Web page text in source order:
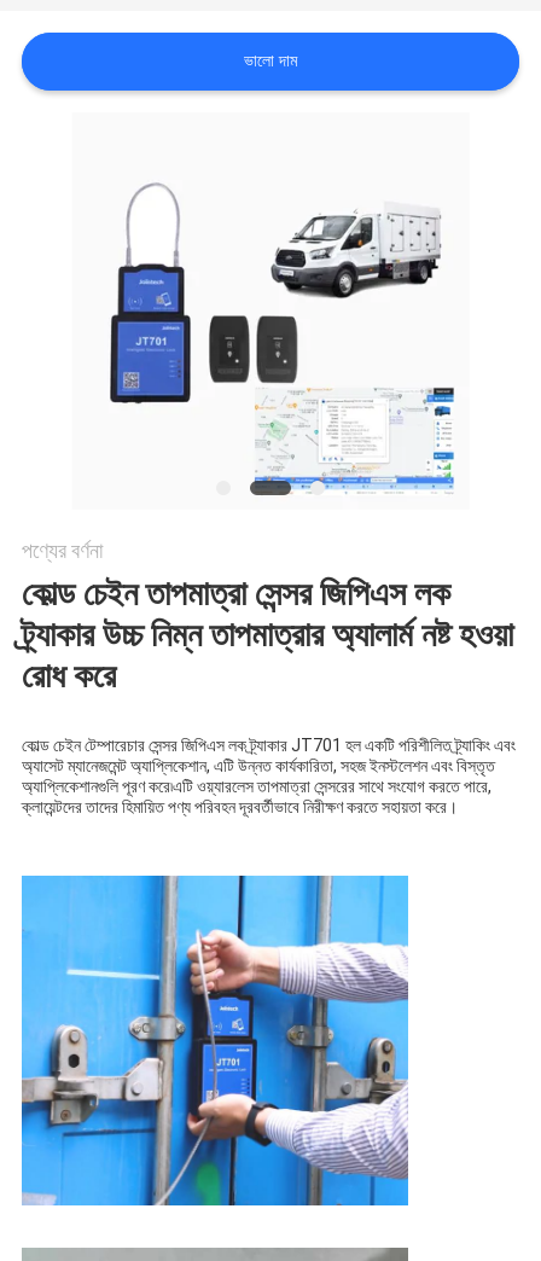
উদ্ধৃতির
PRIVACY
ভালো দাম
পণ্যের বর্ণনা
কোল্ড চেইন তাপমাত্রা সেন্সর জিপিএস লক
ট্র্যাকার উচ্চ নিম্ন তাপমাত্রার অ্যালার্ম নষ্ট হওয়া
রোধ করে
কোল্ড চেইন টেম্পারেচার সেন্সর জিপিএস লক ট্র্যাকার JT701 হল একটি পরিশীলিত ট্র্যাকিং এবং
অ্যাসেট ম্যানেজমেন্ট অ্যাপ্লিকেশান, এটি উন্নত কার্যকারিতা, সহজ ইনস্টলেশন এবং বিস্তৃত
অ্যাপ্লিকেশানগুলি পূরণ করে৷এটি ওয়্যারলেস তাপমাত্রা সেন্সরের সাথে সংযোগ করতে পারে,
ক্লায়েন্টদের তাদের হিমায়িত পণ্য পরিবহন দূরবর্তীভাবে নিরীক্ষণ করতে সহায়তা করে।